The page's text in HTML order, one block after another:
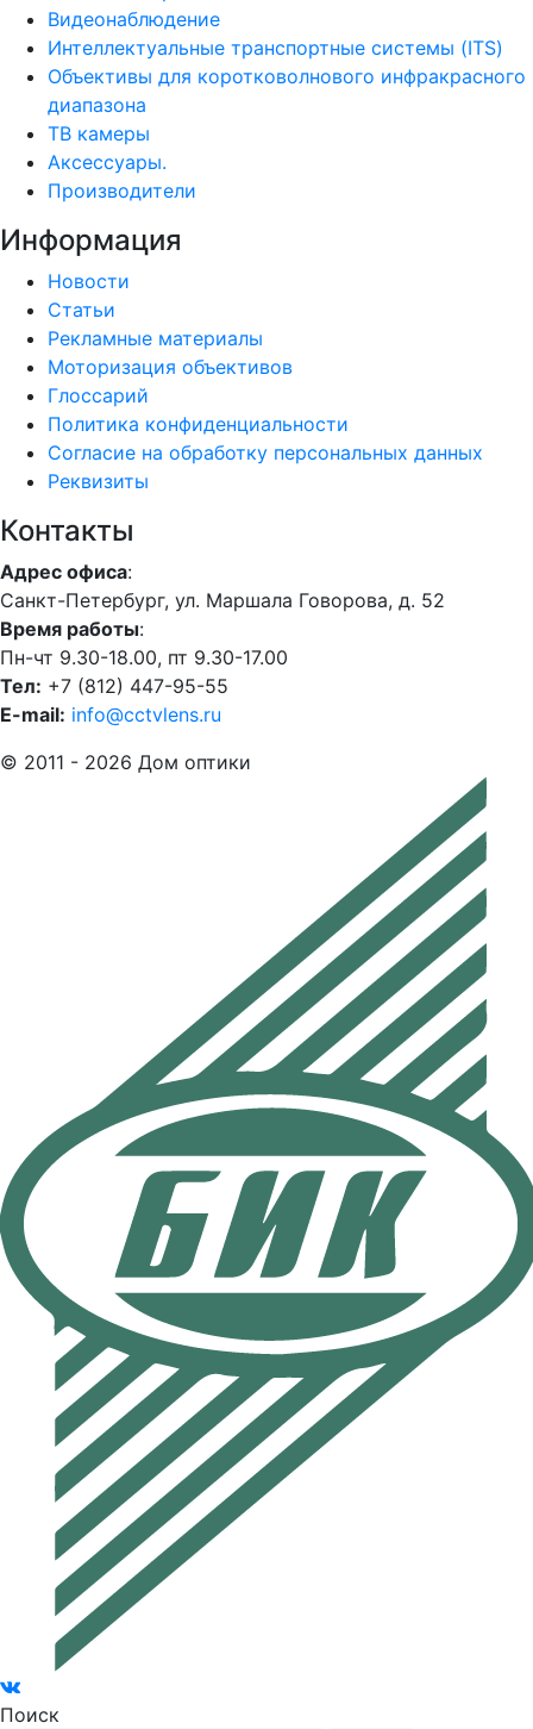
Видеонаблюдение
Интеллектуальные транспортные системы (ITS)
Объективы для коротковолнового инфракрасного
диапазона
ТВ камеры
Аксессуары.
Производители
Информация
Новости
Статьи
Рекламные материалы
Моторизация объективов
Глоссарий
Политика конфиденциальности
Согласие на обработку персональных данных
Реквизиты
Контакты
Адрес офиса:
Санкт-Петербург, ул. Маршала Говорова, д. 52
Время работы:
Пн-чт 9.30-18.00, пт 9.30-17.00
Тел: +7 (812) 447-95-55
E-mail: info@cctvlens.ru
© 2011 - 2026 Дом оптики
Поиск